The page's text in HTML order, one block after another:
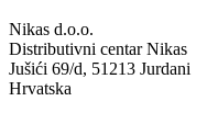
Nikas d.o.o.
Distributivni centar Nikas
Jušići 69/d, 51213 Jurdani
Hrvatska